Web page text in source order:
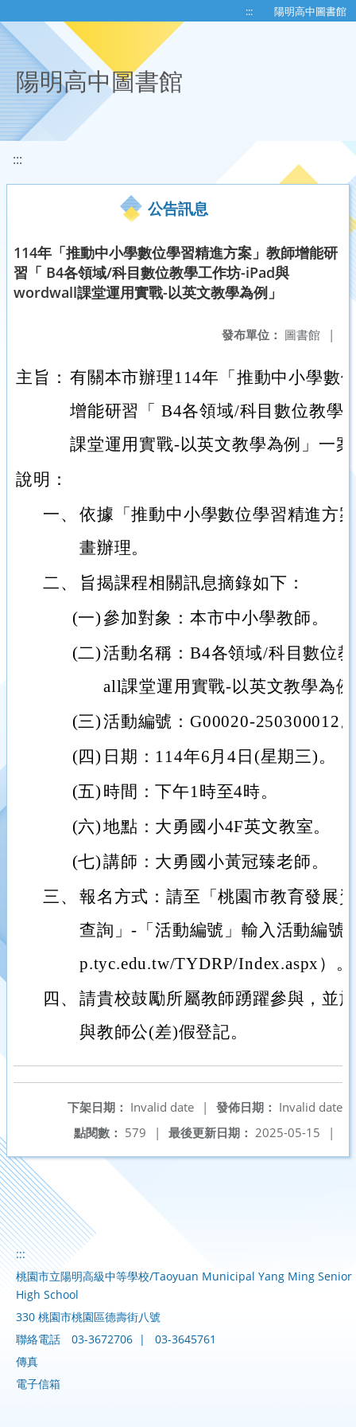
::: 陽明高中圖書館
陽明高中圖書館
:::
公告訊息
114年「推動中小學數位學習精進方案」教師增能研
習「 B4各領域/科目數位教學工作坊-iPad與
wordwall課堂運用實戰-以英文教學為例」
發布單位： 圖書館 |
主旨： 有關本市辦理114年「推動中小學數
增能研習「 B4各領域/科目數位教學
課堂運用實戰-以英文教學為例」一
說明：
一、 依據「推動中小學數位學習精進方
畫辦理。
二、
旨揭課程相關訊息摘錄如下：
(一)參加對象：本市中小學教師。
(二)活動名稱：B4各領域/科目數位
all課堂運用實戰-以英文教學為例
(三)活動編號：G00020-250300012
(四) 日期：114年6月4日(星期三)。
(五) 時間：下午1時至4時。
(六)地點：大勇國小4F英文教室。
(七)講師：大勇國小黃冠臻老師。
三、 報名方式：請至「桃園市教育發展
查詢」-「活動編號」輸入活動編號
p.tyc.edu.tw/TYDRP/Index.aspx）。
四、 請貴校鼓勵所屬教師踴躍參與，並
與教師公(差)假登記。
發佈日期： Invalid date
下架日期： Invalid date
|
最後更新日期： 2025-05-15 |
點閱數： 579 |
:::
桃園市立陽明高級中等學校/Taoyuan Municipal Yang Ming Senior
High School
330 桃園市桃園區德壽街八號
聯絡電話
03-3672706 |
03-3645761
傳真
電子信箱